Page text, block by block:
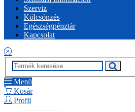
Szerviz
Kölcsönzés
Egészségpénztár
Kapcsolat
Menü
Kosár
Profil